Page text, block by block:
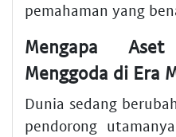
pemahaman yang
Mengapa
Menggoda di Era
Dunia sedang
pendorong